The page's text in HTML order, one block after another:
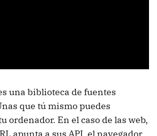
una biblioteca de fuentes
que tú mismo puedes
ordenador. En el caso de las web,